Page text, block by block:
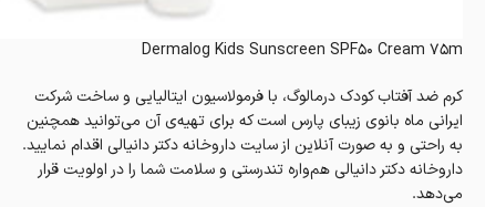
Dermalog Kids Sunscreen SPF50 Cream 75m
کرم ضد آفتاب کودک درمالوگ، با فرمولاسیون ایتالیایی و ساخت شرکت
ایرانی ماه بانوی زیبای پارس است که برای تهیه‌ی آن می‌توانید همچنین
به راحتی و به صورت آنلاین از سایت داروخانه‌ دکتر دانیالی اقدام نمایید.
داروخانه‌ دکتر دانیالی هم‌واره تندرستی و سلامت شما را در اولویت قرار
می‌دهد.